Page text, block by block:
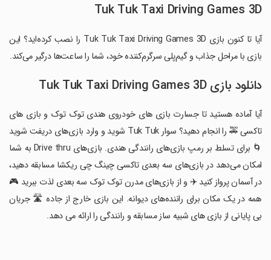
Tuk Tuk Taxi Driving Games 3D
آیا تا کنون بازی Tuk Tuk Taxi Driving Games 3D را نصب کرده‌اید؟ این
بازی با مراحل جذاب و گیم‌پلی سرگرم‌کننده خود، شما را ساعت‌ها درگیر می‌کند.
دانلود بازی Tuk Tuk Taxi Driving Games 3D
آیا آماده هستید تا جسارت بازی های خودروی هندی توک توک و بازی های
تاکسی 🚕 را انجام دهید؟ سوار Tuk Tuk شوید و وارد بازی‌های دریفت شوید
🌀 برای تسلط بر رمپ بازی‌های رانندگی هندی. بازی‌های Drive thru به شما
امکان می‌دهد در بازی‌های سه بعدی تاکسی چینگ چی ریکشا مسابقه دهید،
در آسمان پرواز کنید ✈️ و از بازی‌های مدرن توک توک سه بعدی لذت ببرید 🎮
همه در یک مکان برای راننده‌های دیوانه. این بازی خارج از جاده 🛣️ جریان
بی پایانی از بازی های شبیه ساز مسابقه و رانندگی را ارائه می دهد.